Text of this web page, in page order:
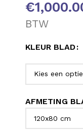
€
BTW
KLEUR BLAD
AFMETING